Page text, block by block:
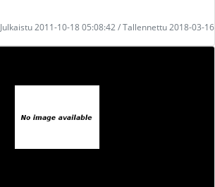
Julkaistu 2011-10-18 05:08:42 / Tallennettu 2018-03-16